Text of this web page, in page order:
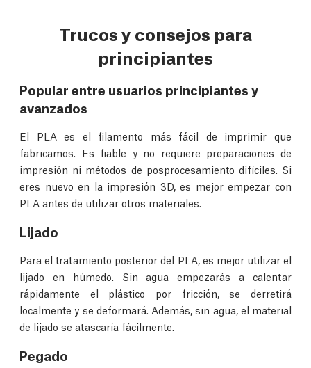
Trucos y consejos para
principiantes
Popular entre usuarios principiantes y
avanzados
El PLA es el filamento más fácil de imprimir que
fabricamos. Es fiable y no requiere preparaciones de
impresión ni métodos de posprocesamiento difíciles. Si
eres nuevo en la impresión 3D, es mejor empezar con
PLA antes de utilizar otros materiales.
Lijado
Para el tratamiento posterior del PLA, es mejor utilizar el
lijado en húmedo. Sin agua empezarás a calentar
rápidamente el plástico por fricción, se derretirá
localmente y se deformará. Además, sin agua, el material
de lijado se atascaría fácilmente.
Pegado